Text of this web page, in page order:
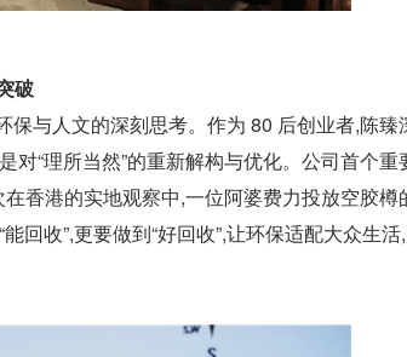
破
保与人文的深刻思考。作为 80 后创业者,陈臻
对“理所当然”的重新解构与优化。公司首个重
香港的实地观察中,一位阿婆费力投放空胶樽
回收”,更要做到“好回收”,让环保适配大众生